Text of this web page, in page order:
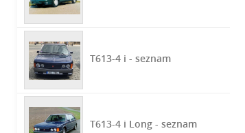
T613-4 i - seznam
T613-4 i Long - seznam